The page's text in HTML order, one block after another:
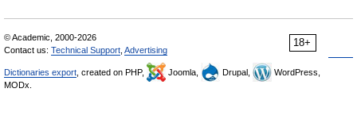
18+
© Academic, 2000-2026
Contact us: Technical Support Advertising
Dictionaries export , created on PHP, Joomla, Drupal,
WordPress,
MODx.